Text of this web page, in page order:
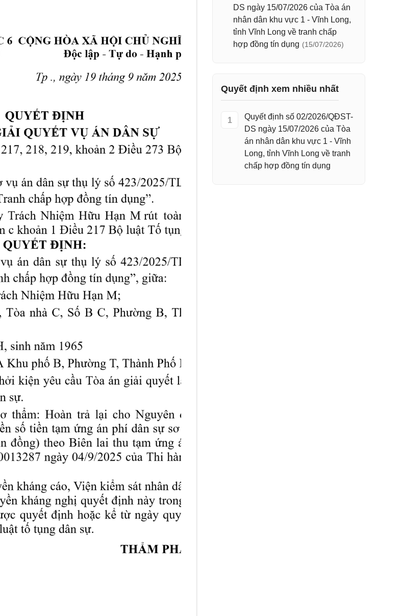
DS ngày 15/07/2026 của Tòa án
nhân dân khu vực 1 - Vĩnh Long,
tỉnh Vĩnh Long về tranh chấp
hợp đồng tín dụng (15/07/2026)
Quyết định xem nhiều nhất
1
Quyết định số 02/2026/QĐST-
DS ngày 15/07/2026 của Tòa
án nhân dân khu vực 1 - Vĩnh
Long, tỉnh Vĩnh Long về tranh
chấp hợp đồng tín dụng